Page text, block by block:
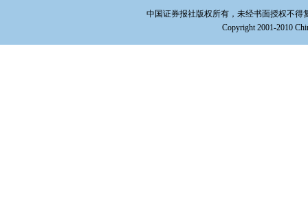
中国证券报社版权所有，未经书面授权不得
Copyright 2001-2010